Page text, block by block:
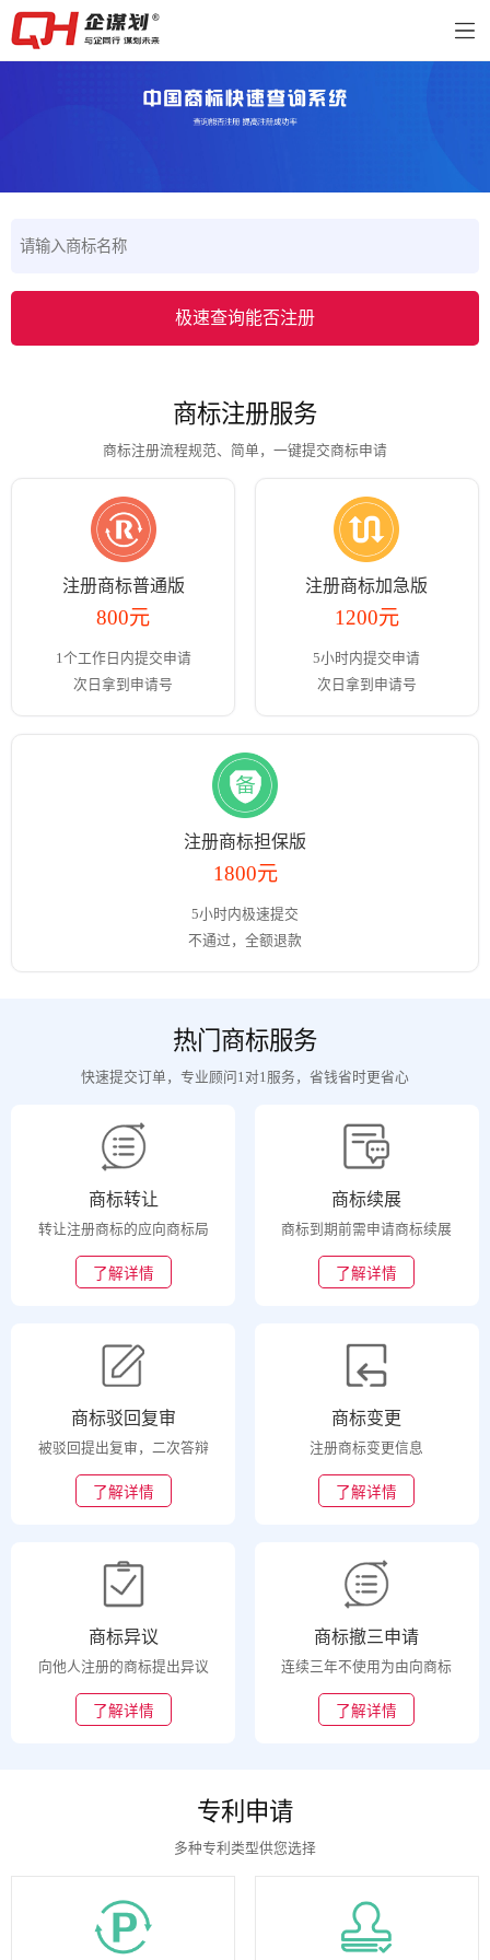
极速查询能否注册
商标注册服务
商标注册流程规范、简单，一键提交商标申请
注册商标普通版
800元
1个工作日内提交申请
次日拿到申请号
注册商标加急版
1200元
5小时内提交申请
次日拿到申请号
注册商标担保版
1800元
5小时内极速提交
不通过，全额退款
热门商标服务
快速提交订单，专业顾问1对1服务，省钱省时更省心
商标转让
转让注册商标的应向商标局
了解详情
商标续展
商标到期前需申请商标续展
了解详情
商标驳回复审
被驳回提出复审，二次答辩
了解详情
商标变更
注册商标变更信息
了解详情
商标异议
向他人注册的商标提出异议
了解详情
商标撤三申请
连续三年不使用为由向商标
了解详情
专利申请
多种专利类型供您选择